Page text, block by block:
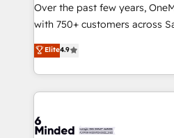
Award: Best Integration •
projects • Clients in 30+
technology for integrations •
English, Spanish, Portuguese & Italian
smarter with AI and HubSpot.
Over the past few years,
with 750+ customers across
healthcare, real estate, and
150+ HubSpot-certified
solutions to complex GTM
Our Expertise 🔹 Onboarding & Implementation:
tailored to your GTM motion. 🔹 Migrations:
Elite4.9